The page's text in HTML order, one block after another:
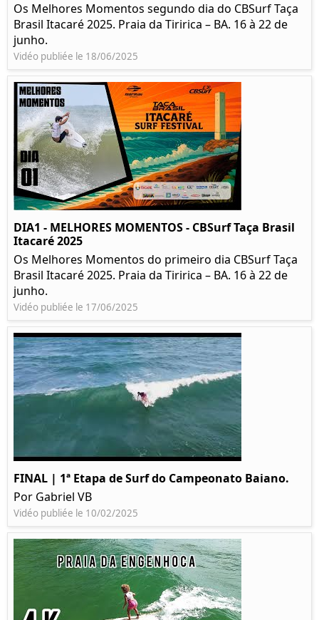
Os Melhores Momentos segundo dia do CBSurf Taça
Brasil Itacaré 2025. Praia da Tiririca – BA. 16 à 22 de
junho.
Vidéo publiée le 18/06/2025
DIA1 - MELHORES MOMENTOS - CBSurf Taça Brasil
Itacaré 2025
Os Melhores Momentos do primeiro dia CBSurf Taça
Brasil Itacaré 2025. Praia da Tiririca – BA. 16 à 22 de
junho.
Vidéo publiée le 17/06/2025
FINAL | 1ª Etapa de Surf do Campeonato Baiano.
Por Gabriel VB
Vidéo publiée le 10/02/2025